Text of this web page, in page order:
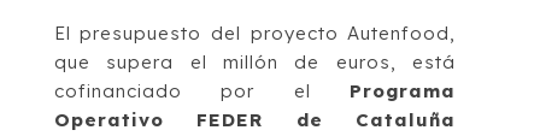
El presupuesto del proyecto Autenfood,
que supera el millón de euros, está
cofinanciado por el Programa
Operativo FEDER de Cataluña